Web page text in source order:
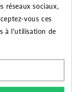
€
€
réseaux sociaux,
vous ces
à l'utilisation de